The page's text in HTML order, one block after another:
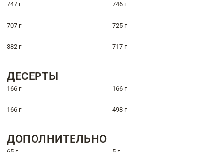
747 г 746 г
707 г 725 г
382 г 717 г
ДЕСЕРТЫ
166 г 166 г
166 г 498 г
ДОПОЛНИТЕЛЬНО